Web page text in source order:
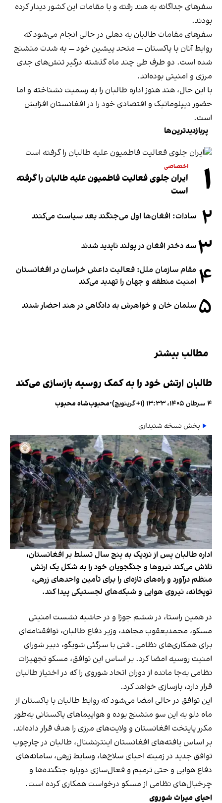
سفرهای جداگانه به هند رفته و با مقامات این کشور دیدار کرده
بودند.
سفرهای مقامات طالبان به دهلی در حالی انجام می‌شود که
روابط آنان با پاکستان — متحد پیشین خود — به شدت متشنج
شده است. دو طرف طی چند ماه گذشته درگیر تنش‌های جدی
مرزی و امنیتی بوده‌اند.
با این حال، هند هنوز اداره طالبان را به رسمیت نشناخته و اما
حضور دیپلوماتیک و اقتصادی خود را در افغانستان افزایش
است.
پربازدیدترین‌ها
۱ اختصاصی
ایران جلوی فعالیت فاطمیون علیه طالبان را گرفته
است
۲ سادات: افغان‌ها اول می‌جنگند بعد سیاست می‌کنند
۳سه دختر افغان در پولند ناپدید شدند
۴ مقام سازمان ملل: فعالیت داعش خراسان در افغانستان
امنیت منطقه و جهان را تهدید می‌کند
۵ سلمان خان و خواهرش به دادگاهی در هند احضار شدند
مطالب بیشتر
طالبان ارتش خود را به کمک روسیه بازسازی می‌کند
۴ سرطان ۱۴۰۵، ۱۳:۳۳ (‎+۱ گرینویچ) •محبوب‌شاه محبوب
پخش نسخه شنیداری
اداره طالبان پس از نزدیک به پنج سال تسلط بر افغانستان،
تلاش می‌کند نیروها و جنگجویان خود را به شکل یک ارتش
منظم درآورد و راه‌های تازه‌ای را برای تأمین واحدهای زرهی،
توپخانه، نیروی هوایی و شبکه‌های لجستیکی پیدا کند.
در همین راستا، در ششم جوزا و در حاشیه نشست امنیتی
مسکو، محمدیعقوب مجاهد، وزیر دفاع طالبان، توافقنامه‌ای
برای همکاری‌های نظامی ـ فنی با سرگئی شویگو، دبیر شورای
امنیت روسیه امضا کرد. بر اساس این توافق، مسکو تجهیزات
نظامی به‌جا مانده از دوران اتحاد شوروی را که در اختیاز طالبان
قرار دارد، بازسازی خواهد کرد.
این توافق در حالی امضا می‌شود که روابط طالبان با پاکستان از
ماه دلو به این سو متشنج بوده و هواپیماهای پاکستانی به‌طور
مکرر پایتخت افغانستان و ولایت‌های مرزی را هدف قرار داده‌اند.
بر اساس یافته‌های افغانستان اینترنشنال، طالبان در چارچوب
توافق جدید در زمینه احیای سلاح‌ها، وسایط زرهی، سامانه‌های
دفاع هوایی و حتی ترمیم و فعال‌سازی دوباره جنگنده‌ها و
چرخبال‌های نظامی از مسکو درخواست همکاری کرده است.
احیای میراث شوروی